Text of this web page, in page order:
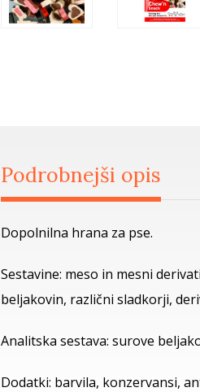
Podrobnejši opis
Dopolnilna hrana za pse.
Sestavine: meso in mesni
beljakovin, različni sladkorji,
Analitska sestava: surove
Dodatki: barvila, konzervansi,